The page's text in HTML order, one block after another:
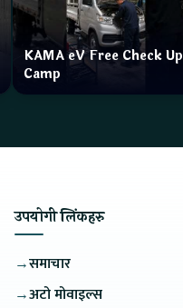
KAMA eV Free Check Up
Camp
उपयोगी लिंकहरु
→समाचार
→अटो मोवाइल्स